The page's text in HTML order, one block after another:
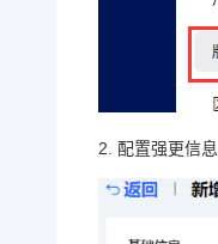
2. 配置强更信息